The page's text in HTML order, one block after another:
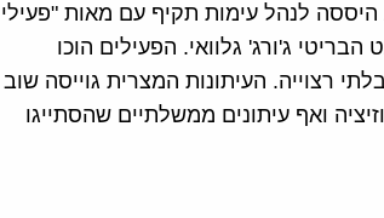
לנהל עימות תקיף עם מאות "פעילי
ג'ורג' גלוואי. הפעילים הוכו
רצוייה. העיתונות המצרית גוייסה שוב
ואף עיתונים ממשלתיים שהסתייגו